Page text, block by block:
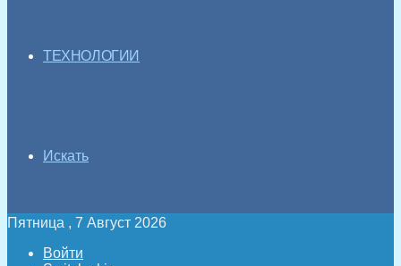
ТЕХНОЛОГИИ
Искать
Пятница , 7 Август 2026
Войти